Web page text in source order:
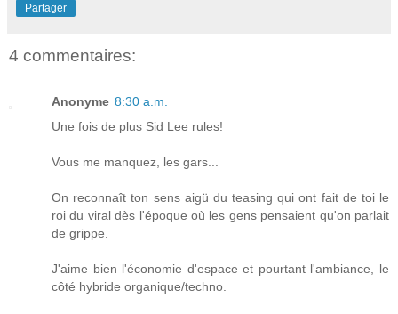
Partager
4 commentaires:
Anonyme 8:30 a.m.
Une fois de plus Sid Lee rules!
Vous me manquez, les gars...
On reconnaît ton sens aigü du teasing qui ont fait de toi le
roi du viral dès l'époque où les gens pensaient qu'on parlait
de grippe.
J'aime bien l'économie d'espace et pourtant l'ambiance, le
côté hybride organique/techno.